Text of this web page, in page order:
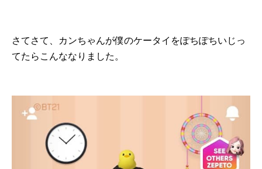
さてさて、カンちゃんが僕のケータイをぽちぽちいじっ
てたらこんななりました。